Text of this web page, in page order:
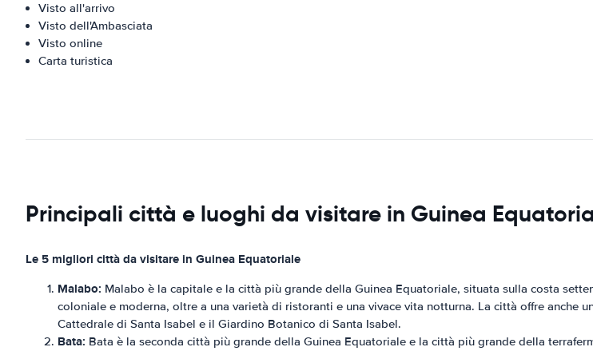
Visto all'arrivo
Visto dell'Ambasciata
Visto online
Carta turistica
Principali città e luoghi da visitare in Guinea
Le 5 migliori città da visitare in Guinea Equatoriale
Malabo: Malabo è la capitale e la città più grande della Guinea Equatoriale, situata sulla costa
coloniale e moderna, oltre a una varietà di ristoranti e una vivace vita notturna. La città offre
Cattedrale di Santa Isabel e il Giardino Botanico di Santa Isabel.
Bata: Bata è la seconda città più grande della Guinea Equatoriale e la città più grande della